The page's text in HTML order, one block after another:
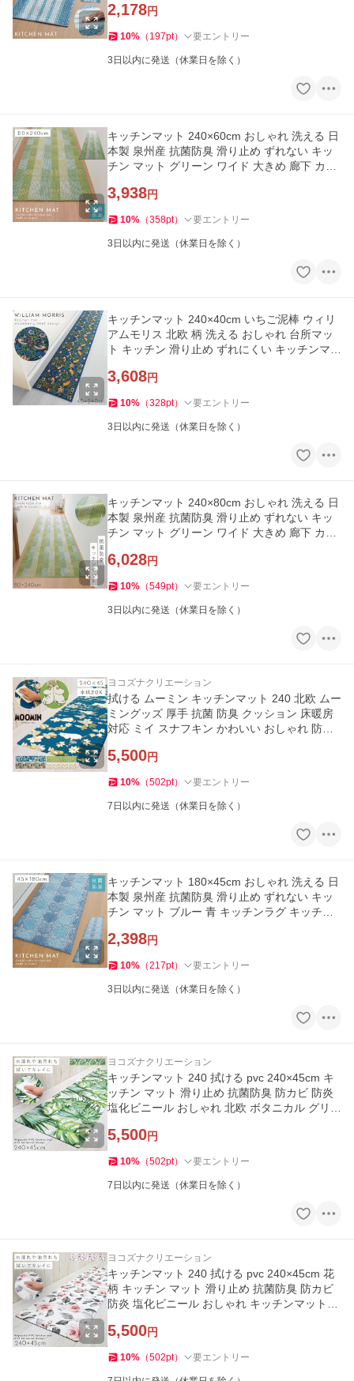
2,178円
10% （ 197pt） 要エントリー
3日以内に発送（休業日を除く）
キッチンマット 240×60cm おしゃれ 洗える 日
本製 泉州産 抗菌防臭 滑り止め ずれない キッ
チン マット グリーン ワイド 大きめ 廊下 カー
3,938円
10% （358pt） 要エントリー
3日以内に発送（休業日を除く）
キッチンマット 240×40cm いちご泥棒 ウィリ
アムモリス 北欧 柄 洗える おしゃれ 台所マッ
ト キッチン 滑り止め ずれにくい キッチンマッ
3,608円
10% （328pt） 要エントリー
3日以内に発送（休業日を除く）
キッチンマット 240×80cm おしゃれ 洗える 日
本製 泉州産 抗菌防臭 滑り止め ずれない キッ
チン マット グリーン ワイド 大きめ 廊下 カー
6,028円
10% （549pt） 要エントリー
3日以内に発送（休業日を除く）
ヨコズナクリエーション
拭ける ムーミン キッチンマット 240 北欧 ムー
ミングッズ 厚手 抗菌 防臭 クッション 床暖房
対応 ミイ スナフキン かわいい おしゃれ 防炎
5,500円
10% （502pt） 要エントリー
7日以内に発送（休業日を除く）
キッチンマット 180×45cm おしゃれ 洗える 日
本製 泉州産 抗菌防臭 滑り止め ずれない キッ
チン マット ブルー 青 キッチンラグ キッチン
2,398円
10% （217pt） 要エントリー
3日以内に発送（休業日を除く）
ヨコズナクリエーション
キッチンマット 240 拭ける pvc 240×45cm キ
ッチン マット 滑り止め 抗菌防臭 防カビ 防炎
塩化ビニール おしゃれ 北欧 ボタニカル グリー
5,500円
10% （502pt） 要エントリー
7日以内に発送（休業日を除く）
ヨコズナクリエーション
キッチンマット 240 拭ける pvc 240×45cm 花
柄 キッチン マット 滑り止め 抗菌防臭 防カビ
防炎 塩化ビニール おしゃれ キッチンマット24
5,500円
10% （502pt） 要エントリー